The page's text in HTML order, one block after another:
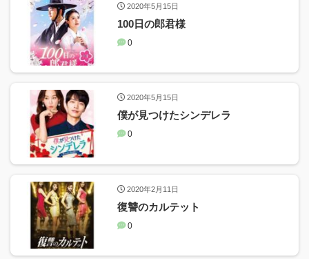
2020年5月15日
100日の郎君様
0
2020年5月15日
僕が見つけたシンデレラ
0
2020年2月11日
復讐のカルテット
0